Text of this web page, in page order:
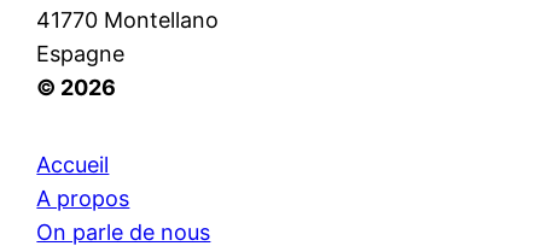
41770 Montellano
Espagne
© 2026
Accueil
A propos
On parle de nous